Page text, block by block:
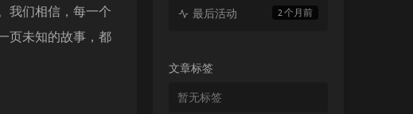
我们相信，每一个
页未知的故事，都
2 个月前
最后活动
文章标签
暂无标签